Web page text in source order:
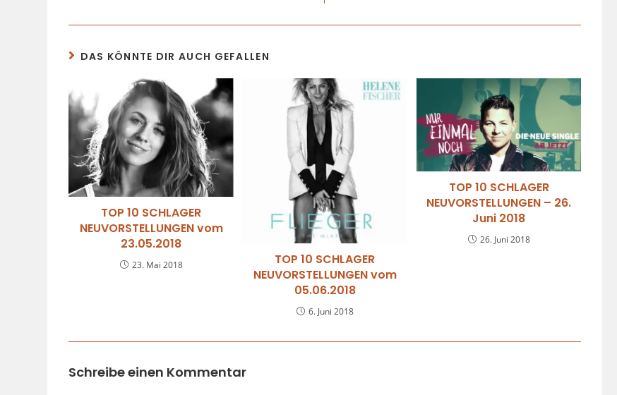
DAS KÖNNTE DIR AUCH GEFALLEN
TOP 10 SCHLAGER
NEUVORSTELLUNGEN vom
23.05.2018
23. Mai 2018
TOP 10 SCHLAGER
NEUVORSTELLUNGEN vom
05.06.2018
6. Juni 2018
TOP 10 SCHLAGER
NEUVORSTELLUNGEN – 26.
Juni 2018
26. Juni 2018
Schreibe einen Kommentar